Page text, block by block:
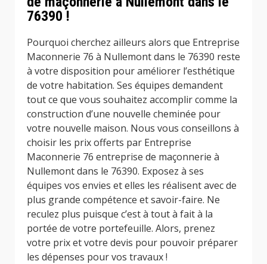
76390 !
Pourquoi cherchez ailleurs alors que Entreprise
Maconnerie 76 à Nullemont dans le 76390 reste
à votre disposition pour améliorer l’esthétique
de votre habitation. Ses équipes demandent
tout ce que vous souhaitez accomplir comme la
construction d’une nouvelle cheminée pour
votre nouvelle maison. Nous vous conseillons à
choisir les prix offerts par Entreprise
Maconnerie 76 entreprise de maçonnerie à
Nullemont dans le 76390. Exposez à ses
équipes vos envies et elles les réalisent avec de
plus grande compétence et savoir-faire. Ne
reculez plus puisque c’est à tout à fait à la
portée de votre portefeuille. Alors, prenez
votre prix et votre devis pour pouvoir préparer
les dépenses pour vos travaux !